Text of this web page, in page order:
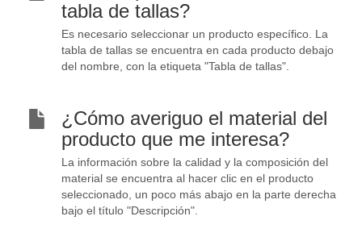
tabla de tallas?
Es necesario seleccionar un producto específico. La
tabla de tallas se encuentra en cada producto debajo
del nombre, con la etiqueta "Tabla de tallas".
¿Cómo averiguo el material del
producto que me interesa?
La información sobre la calidad y la composición del
material se encuentra al hacer clic en el producto
seleccionado, un poco más abajo en la parte derecha
bajo el título "Descripción".